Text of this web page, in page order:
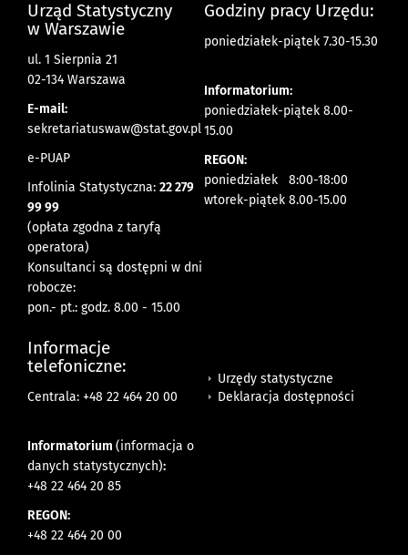
Urząd Statystyczny
w Warszawie
ul. 1 Sierpnia 21
02-134 Warszawa
E-mail:
sekretariatuswaw@stat.gov.pl
e-PUAP
Infolinia Statystyczna: 22 279
99 99
(opłata zgodna z taryfą
operatora)
Konsultanci są dostępni w dni
robocze:
pon.- pt.: godz. 8.00 - 15.00
Godziny pracy Urzędu:
poniedziałek-piątek 7.30-15.30
Informatorium:
poniedziałek-piątek 8.00-
15.00
REGON:
poniedziałek 8:00-18:00
wtorek-piątek 8.00-15.00
Informacje
telefoniczne:
Centrala: +48 22 464 20 00
Informatorium (informacja o
danych statystycznych):
+48 22 464 20 85
REGON:
+48 22 464 20 00
Urzędy statystyczne
Deklaracja dostępności